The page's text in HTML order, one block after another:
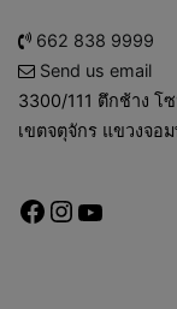
662 838 9999
Send us email
3300/111 ตึกช้าง
เขตจตุจักร แขวงจอ